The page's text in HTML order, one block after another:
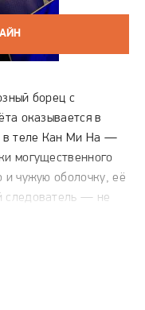
борец с
оказывается в
в теле Кан Ми На —
могущественного
и чужую оболочку, её
следователь — не
усложняет
первой любви,